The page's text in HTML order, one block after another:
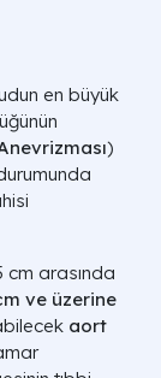
en büyük
)
cm arasında
ve üzerine
aort